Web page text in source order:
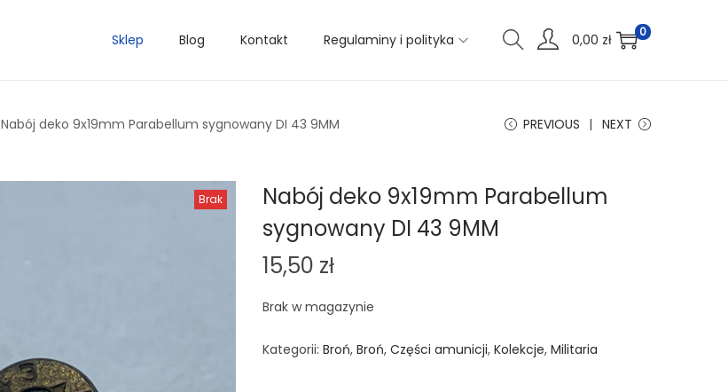
Sklep Blog Kontakt Regulaminy i polityka 0,00 zł 0
Nabój deko 9x19mm Parabellum sygnowany DI 43 9MM PREVIOUS NEXT
Brak
Nabój deko 9x19mm Parabellum
sygnowany DI 43 9MM
15,50 zł
Brak w magazynie
Kategorii: Broń, Broń, Części amunicji, Kolekcje, Militaria